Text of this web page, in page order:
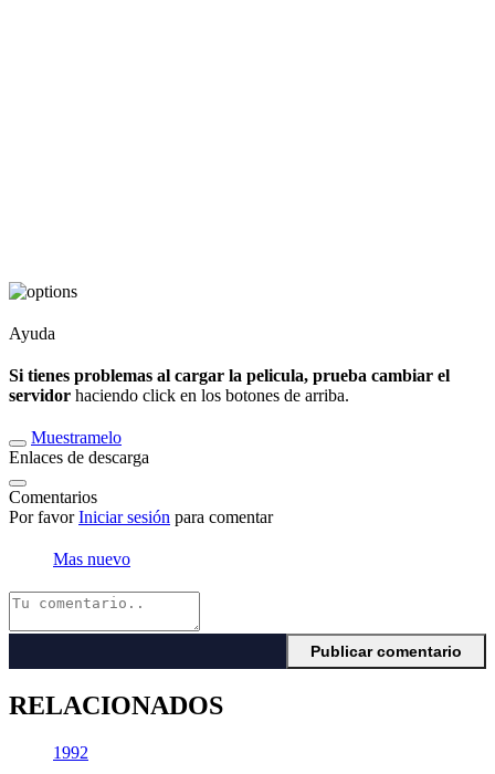
Ayuda
Si tienes problemas al cargar la pelicula, prueba cambiar el
servidor haciendo click en los botones de arriba.
Muestramelo
Enlaces de descarga
Comentarios
Por favorIniciar sesión para comentar
Mas nuevo
RELACIONADOS
1992